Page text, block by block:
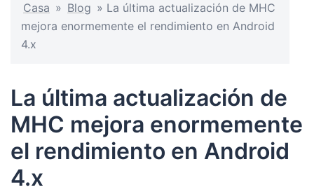
Casa » Blog » La última actualización de MHC
mejora enormemente el rendimiento en Android
4.x
La última actualización de
MHC mejora enormemente
el rendimiento en Android
4.x